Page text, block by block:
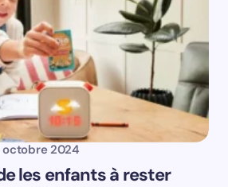
octobre 2024
les enfants à rester